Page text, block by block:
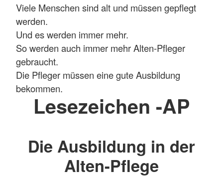
Viele Menschen sind alt und müssen gepflegt
werden.
Und es werden immer mehr.
So werden auch immer mehr Alten-Pfleger
gebraucht.
Die Pfleger müssen eine gute Ausbildung
bekommen.
Lesezeichen -AP
Die Ausbildung in der
Alten-Pflege